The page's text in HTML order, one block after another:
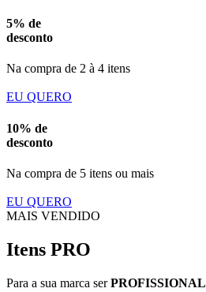
5% de
desconto
Na compra de 2 à 4 itens
EU QUERO
10% de
desconto
Na compra de 5 itens ou mais
EU QUERO
MAIS VENDIDO
Itens PRO
Para a sua marca serPROFISSIONAL